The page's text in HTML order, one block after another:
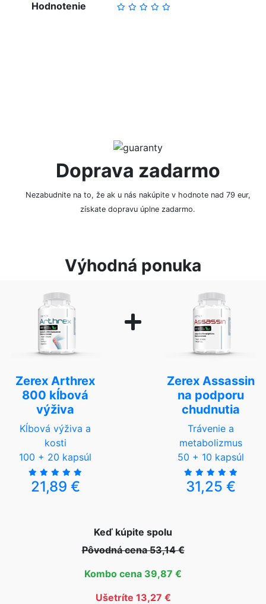
Hodnotenie
Doprava zadarmo
Nezabudnite na to, že ak u nás nakúpite v hodnote nad 79 eur,
získate dopravu úplne zadarmo.
Výhodná ponuka
Zerex Arthrex
800 kĺbová
výživa
Kĺbová výživa a
kosti
100 + 20 kapsúl
21,89 €
Zerex Assassin
na podporu
chudnutia
Trávenie a
metabolizmus
50 + 10 kapsúl
31,25 €
Keď kúpite spolu
Pôvodná cena 53,14 €
Kombo cena 39,87 €
Ušetríte 13,27 €